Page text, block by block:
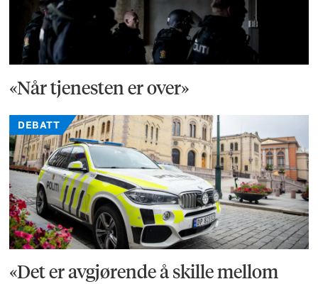
«Når tjenesten er over»
DEBATT
«Det er avgjørende å skille mellom